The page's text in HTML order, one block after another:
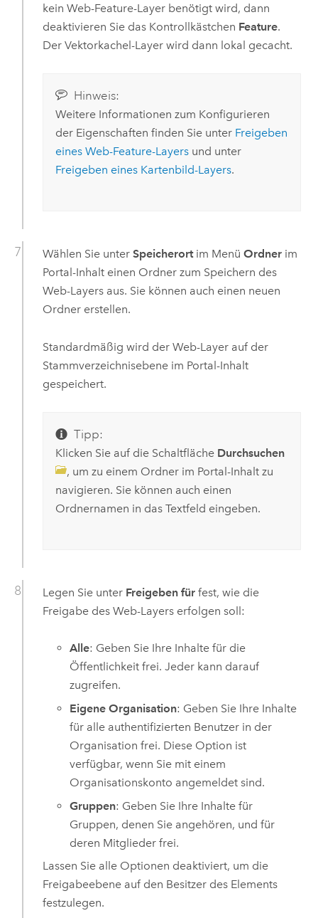
kein Web-Feature-Layer benötigt wird, dann
deaktivieren Sie das Kontrollkästchen Feature.
Der Vektorkachel-Layer wird dann lokal gecacht.
Hinweis:
Weitere Informationen zum Konfigurieren
der Eigenschaften finden Sie unter Freigeben
eines Web-Feature-Layersund unter
Freigeben eines Kartenbild-Layers.
Wählen Sie unter Speicherortim Menü Ordnerim
Portal-Inhalt einen Ordner zum Speichern des
Web-Layers aus. Sie können auch einen neuen
Ordner erstellen.
Standardmäßig wird der Web-Layer auf der
Stammverzeichnisebene im Portal-Inhalt
gespeichert.
Tipp:
Klicken Sie auf die Schaltfläche Durchsuchen
, um zu einem Ordner im Portal-Inhalt zu
navigieren. Sie können auch einen
Ordnernamen in das Textfeld eingeben.
Legen Sie unter Freigeben fürfest, wie die
Freigabe des Web-Layers erfolgen soll:
Alle: Geben Sie Ihre Inhalte für die
Öffentlichkeit frei. Jeder kann darauf
zugreifen.
Eigene Organisation: Geben Sie Ihre Inhalte
für alle authentifizierten Benutzer in der
Organisation frei. Diese Option ist
verfügbar, wenn Sie mit einem
Organisationskonto angemeldet sind.
Gruppen: Geben Sie Ihre Inhalte für
Gruppen, denen Sie angehören, und für
deren Mitglieder frei.
Lassen Sie alle Optionen deaktiviert, um die
Freigabeebene auf den Besitzer des Elements
festzulegen.